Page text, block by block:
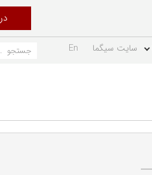
سایت سیگما En